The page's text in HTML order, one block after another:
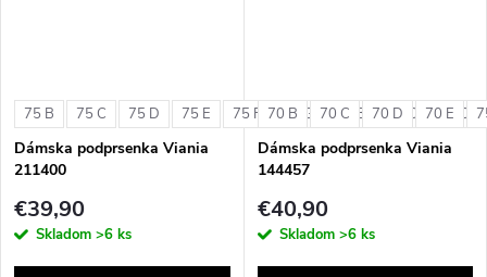
75 B 75 C 75 D 75 E 75 F 75 G 80 B 80 C 80 D
Dámska podprsenka Viania
211400
€39,90
Skladom >6 ks
70 B 70 C 70 D 70 E
Dámska podprsenka Viania
144457
€40,90
Skladom >6 ks